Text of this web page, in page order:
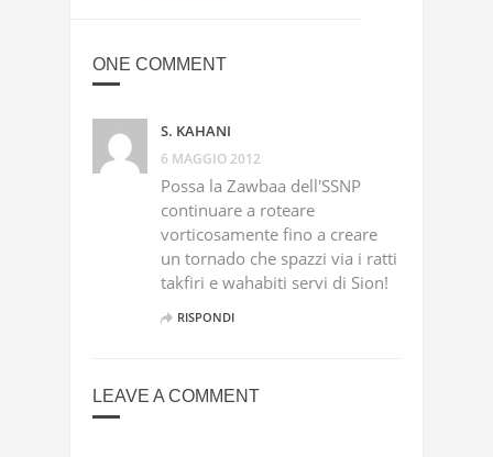
ONE COMMENT
S. KAHANI
6 MAGGIO 2012
Possa la Zawbaa dell'SSNP
continuare a roteare
vorticosamente fino a creare
un tornado che spazzi via i ratti
takfiri e wahabiti servi di Sion!
RISPONDI
LEAVE A COMMENT